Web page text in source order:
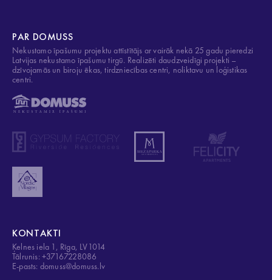
PAR DOMUSS
Nekustamo īpašumu projektu attīstītājs ar vairāk nekā 25 gadu pieredzi
Latvijas nekustamo īpašumu tirgū. Realizēti daudzveidīgi projekti –
dzīvojamās un biroju ēkas, tirdzniecības centri, noliktavu un loģistikas
centri.
KONTAKTI
Ķelnes iela 1, Rīga, LV1014
Tālrunis: +37167228086
E-pasts: domuss@domuss.lv